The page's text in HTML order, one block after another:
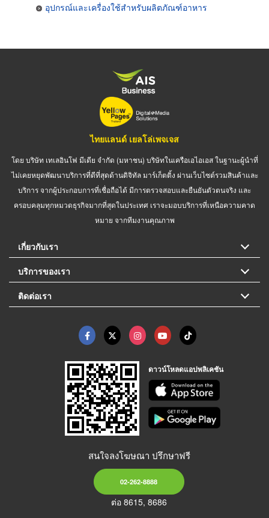
อุปกรณ์และเครื่องใช้สำหรับผลิตภัณฑ์อาหาร
ไทยแลนด์ เยลโล่เพจเจส
โดย บริษัท เทเลอินโฟ มีเดีย จำกัด (มหาชน) บริษัทในเครือเอไอเอส ในฐานะผู้นำที่
ไม่เคยหยุดพัฒนาบริการที่ดีที่สุดด้านดิจิทัล มาร์เก็ตติ้ง ผ่านเว็บไซต์รวมสินค้าและ
บริการ จากผู้ประกอบการที่เชื่อถือได้ มีการตรวจสอบและยืนยันตัวตนจริง และ
ครอบคลุมทุกหมวดธุรกิจมากที่สุดในประเทศ เราจะมอบบริการที่เหนือความคาด
หมาย จากทีมงานคุณภาพ
เกี่ยวกับเรา
บริการของเรา
ติดต่อเรา
ดาวน์โหลดแอปพลิเคชัน
สนใจลงโฆษณา ปรึกษาฟรี
02-262-8888
ต่อ 8615, 8686